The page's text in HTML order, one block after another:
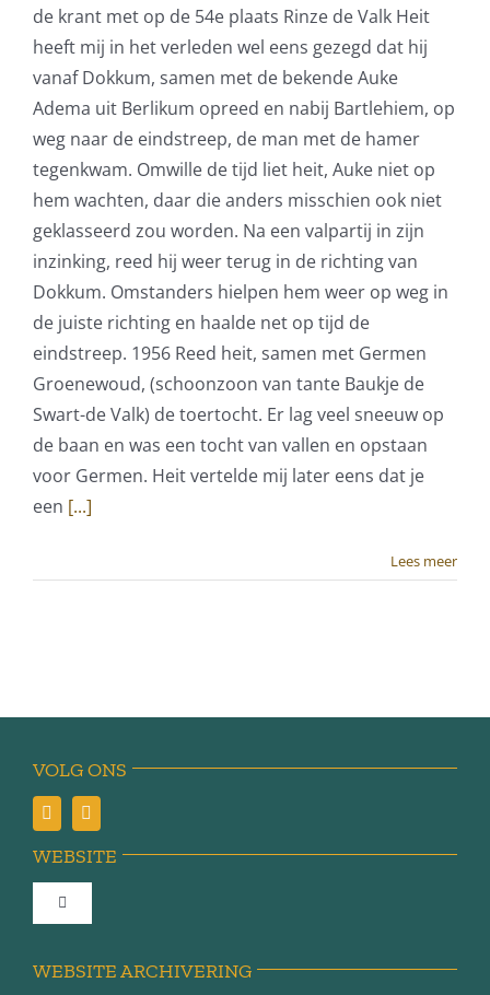
de krant met op de 54e plaats Rinze de Valk Heit
heeft mij in het verleden wel eens gezegd dat hij
vanaf Dokkum, samen met de bekende Auke
Adema uit Berlikum opreed en nabij Bartlehiem, op
weg naar de eindstreep, de man met de hamer
tegenkwam. Omwille de tijd liet heit, Auke niet op
hem wachten, daar die anders misschien ook niet
geklasseerd zou worden. Na een valpartij in zijn
inzinking, reed hij weer terug in de richting van
Dokkum. Omstanders hielpen hem weer op weg in
de juiste richting en haalde net op tijd de
eindstreep. 1956 Reed heit, samen met Germen
Groenewoud, (schoonzoon van tante Baukje de
Swart-de Valk) de toertocht. Er lag veel sneeuw op
de baan en was een tocht van vallen en opstaan
voor Germen. Heit vertelde mij later eens dat je
een [...]
Lees meer
VOLG ONS
WEBSITE
Toggle
WEBSITE ARCHIVERING